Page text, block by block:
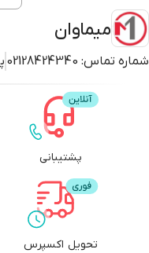
میماوان
شماره تماس: 02128424340
پشتیبانی
تحویل اکسپرس